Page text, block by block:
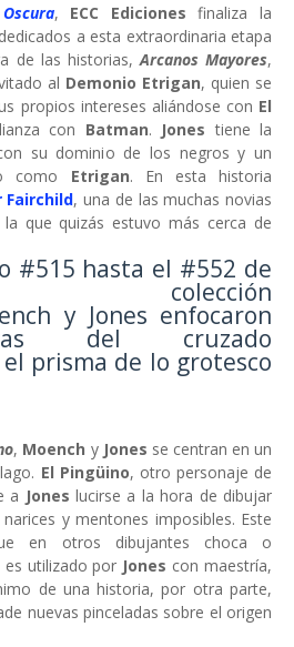
, ECC Ediciones finaliza la
a esta extraordinaria etapa
de las historias, Arcanos Mayores,
al Demonio Etrigan, quien se
propios intereses aliándose con El
con Batman. Jonestiene la
su dominio de los negros y un
como Etrigan. En esta historia
Fairchild, una de las muchas novias
que quizás estuvo más cerca de
#515 hasta el #552 de
y Jones enfocaron
del cruzado
prisma de lo grotesco
, Moench y Jones se centran en un
El Pingüino, otro personaje de
a Jones lucirse a la hora de dibujar
y mentones imposibles. Este
en otros dibujantes choca o
es utilizado por Jones con maestría,
de una historia, por otra parte,
nuevas pinceladas sobre el origen